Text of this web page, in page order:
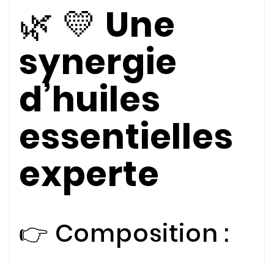
🌿 💛 Une
synergie
d’huiles
essentielles
experte
👉 Composition :